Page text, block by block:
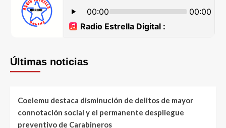
Últimas noticias
Coelemu destaca disminución de delitos de mayor
connotación social y el permanente despliegue
preventivo de Carabineros